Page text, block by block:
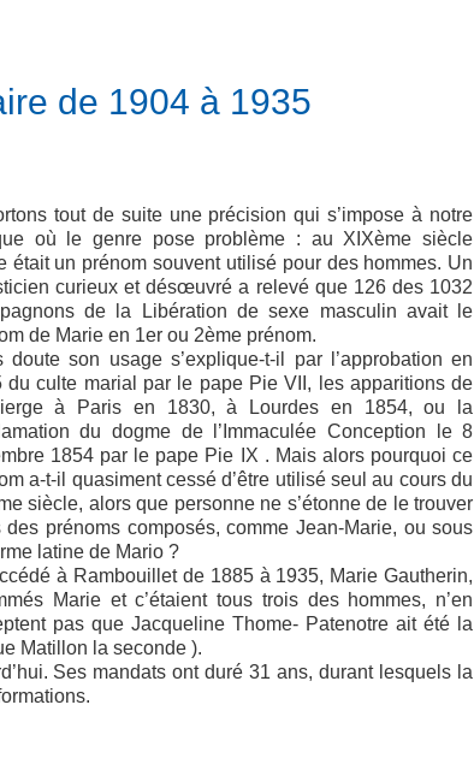
de 1904 à 1935
tout de suite une précision qui s’impose à notre
où le genre pose problème : au XIXème siècle
était un prénom souvent utilisé pour des hommes. Un
curieux et désœuvré a relevé que 126 des 1032
de la Libération de sexe masculin avait le
de Marie en 1er ou 2ème prénom.
doute son usage s’explique-t-il par l’approbation en
du culte marial par le pape Pie VII, les apparitions de
à Paris en 1830, à Lourdes en 1854, ou la
du dogme de l’Immaculée Conception le 8
1854 par le pape Pie IX . Mais alors pourquoi ce
a-t-il quasiment cessé d’être utilisé seul au cours du
siècle, alors que personne ne s’étonne de le trouver
des prénoms composés, comme Jean-Marie, ou sous
latine de Mario ?
à Rambouillet de 1885 à 1935, Marie Gautherin,
Marie et c’étaient tous trois des hommes, n’en
pas que Jacqueline Thome- Patenotre ait été la
Matillon la seconde ).
Ses mandats ont duré 31 ans, durant lesquels la